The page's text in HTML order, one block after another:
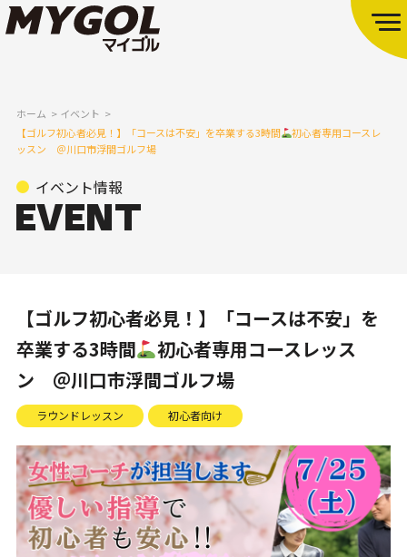
ホーム
イベント
【ゴルフ初心者必見！】「コースは不安」を卒業する3時間
初心者専用コースレ
ッスン ＠川口市浮間ゴルフ場
イベント情報
【ゴルフ初心者必見！】「コースは不安」を
卒業する3時間
初心者専用コースレッス
ン ＠川口市浮間ゴルフ場
ラウンドレッスン 初心者向け